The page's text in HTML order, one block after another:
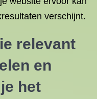
verschijnt.
relevant
en
het